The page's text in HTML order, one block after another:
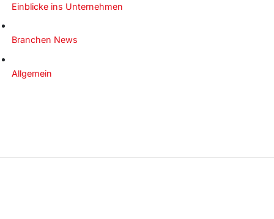
Einblicke ins Unternehmen
Branchen News
Allgemein